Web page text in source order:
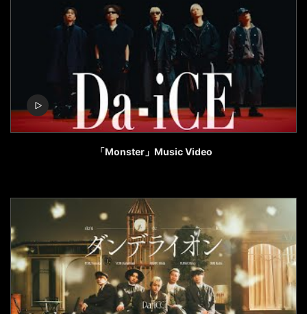
「Monster」Music Video